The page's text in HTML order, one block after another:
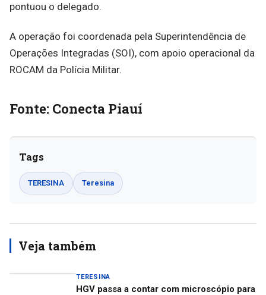
pontuou o delegado.
A operação foi coordenada pela Superintendência de
Operações Integradas (SOI), com apoio operacional da
ROCAM da Polícia Militar.
Fonte: Conecta Piauí
Tags
TERESINA Teresina
Veja também
TERESINA
HGV passa a contar com microscópio para